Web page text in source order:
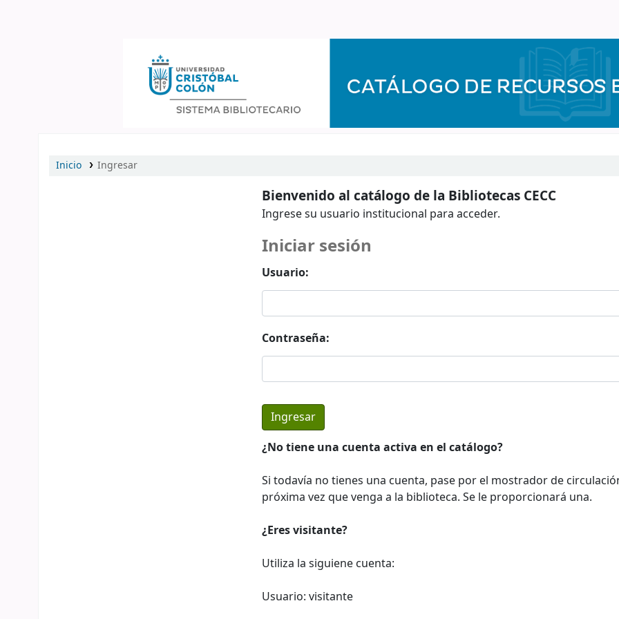
Inicio Ingresar
Bienvenido al catálogo de la Bibliotecas CECC
Ingrese su usuario institucional para acceder.
Iniciar sesión
Usuario:
Contraseña:
¿No tiene una cuenta activa en el catálogo?
Si todavía no tienes una cuenta, pase por el mostrador de
próxima vez que venga a la biblioteca. Se le proporcionará una.
¿Eres visitante?
Utiliza la siguiene cuenta:
Usuario: visitante